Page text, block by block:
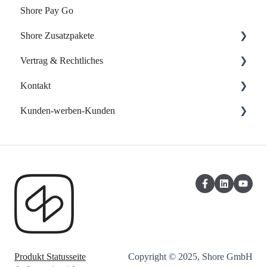
Erste Schritte
FAQs - Fragen & Antworten zu Shore Pay
Shore Pay Go
Shore Zusatzpakete
Onlineshop
Website-Baukasten
Online-Verzeichnisse
Vertrag & Rechtliches
Vertrag & Rechnungen
Datenschutz
Kontakt
Support kontaktieren
Kunden-werben-Kunden
Produkt Statusseite
Copyright © 2025, Shore GmbH